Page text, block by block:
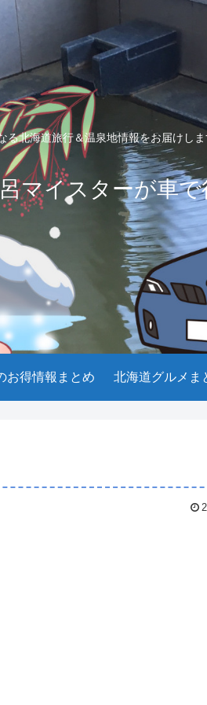
る北海道旅行＆温泉地情報をお届けし
マイスターが車
お得情報まとめ 北海道グルメま